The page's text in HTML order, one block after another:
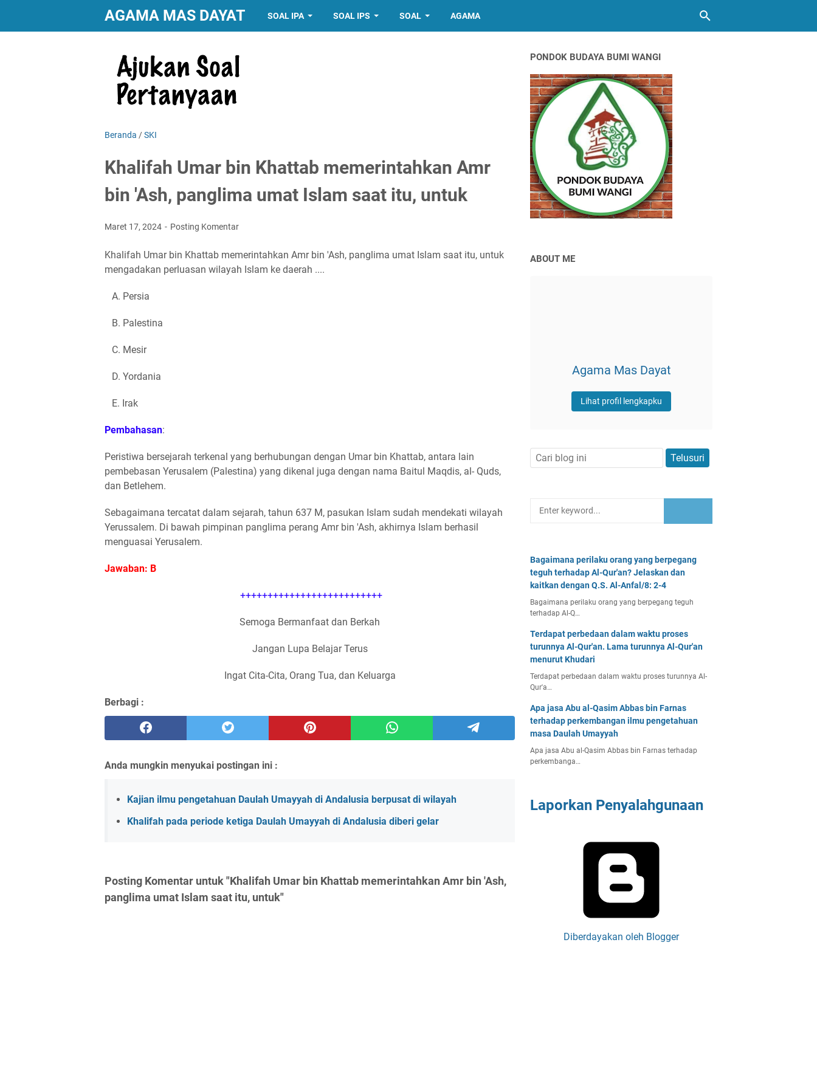
AGAMA MAS DAYAT SOAL IPA SOAL IPS SOAL AGAMA
Beranda /SKI
Khalifah Umar bin Khattab memerintahkan Amr
bin 'Ash, panglima umat Islam saat itu, untuk
Maret 17, 2024 Posting Komentar
Khalifah Umar bin Khattab memerintahkan Amr bin 'Ash, panglima umat Islam saat itu, untuk
mengadakan perluasan wilayah Islam ke daerah ....
A. Persia
B. Palestina
C. Mesir
D. Yordania
E. Irak
Pembahasan:
Peristiwa bersejarah terkenal yang berhubungan dengan Umar bin Khattab, antara lain
pembebasan Yerusalem (Palestina) yang dikenal juga dengan nama Baitul Maqdis, al- Quds,
dan Betlehem.
Sebagaimana tercatat dalam sejarah, tahun 637 M, pasukan Islam sudah mendekati wilayah
Yerussalem. Di bawah pimpinan panglima perang Amr bin 'Ash, akhirnya Islam berhasil
menguasai Yerusalem.
Jawaban: B
++++++++++++++++++++++++++
Semoga Bermanfaat dan Berkah
Jangan Lupa Belajar Terus
Ingat Cita-Cita, Orang Tua, dan Keluarga
Berbagi :
Anda mungkin menyukai postingan ini :
Kajian ilmu pengetahuan Daulah Umayyah di Andalusia berpusat di wilayah
Khalifah pada periode ketiga Daulah Umayyah di Andalusia diberi gelar
Posting Komentar untuk "Khalifah Umar bin Khattab memerintahkan Amr bin 'Ash,
panglima umat Islam saat itu, untuk"
PONDOK BUDAYA BUMI WANGI
ABOUT ME
Agama Mas Dayat
Lihat profil lengkapku
Bagaimana perilaku orang yang berpegang
teguh terhadap Al-Qur'an? Jelaskan dan
kaitkan dengan Q.S. Al-Anfal/8: 2-4
Bagaimana perilaku orang yang berpegang teguh
terhadap Al-Q…
Terdapat perbedaan dalam waktu proses
turunnya Al-Qur'an. Lama turunnya Al-Qur'an
menurut Khudari
Terdapat perbedaan dalam waktu proses turunnya Al-
Qur'a…
Apa jasa Abu al-Qasim Abbas bin Farnas
terhadap perkembangan ilmu pengetahuan
masa Daulah Umayyah
Apa jasa Abu al-Qasim Abbas bin Farnas terhadap
perkembanga…
Laporkan Penyalahgunaan
Diberdayakan oleh Blogger